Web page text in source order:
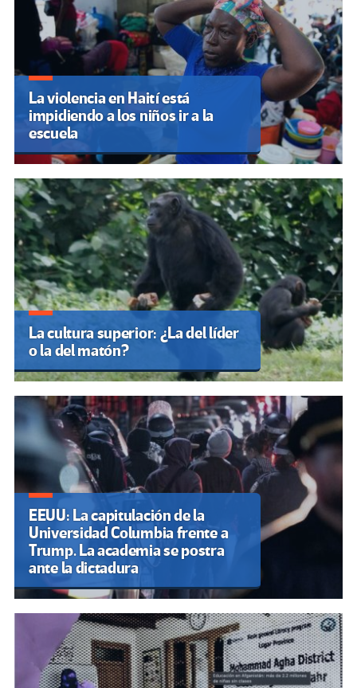
La violencia en Haití está
impidiendo a los niños ir a la
escuela
La cultura superior: ¿La del líder
o la del matón?
EEUU: La capitulación de la
Universidad Columbia frente a
Trump. La academia se postra
ante la dictadura